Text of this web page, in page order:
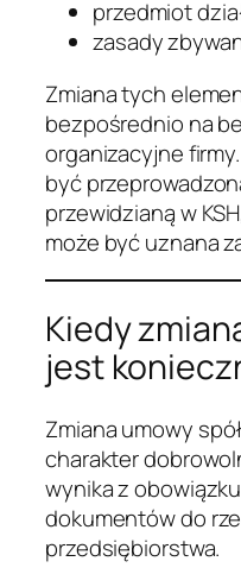
przedmiot
zasady
Zmiana tych
bezpośrednio na
organizacyjne
być
przewidzianą w
może być uznana
Kiedy
jest
Zmiana umowy
charakter
wynika z
dokumentów do
przedsiębiorstwa.